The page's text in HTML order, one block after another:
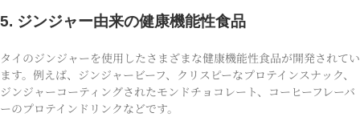
5. ジンジャー由来の健康機能性食品
タイのジンジャーを使用したさまざまな健康機能性食品が開発されてい
ます。例えば、ジンジャービーフ、クリスピーなプロテインスナック、
ジンジャーコーティングされたモンドチョコレート、コーヒーフレーバ
ーのプロテインドリンクなどです。